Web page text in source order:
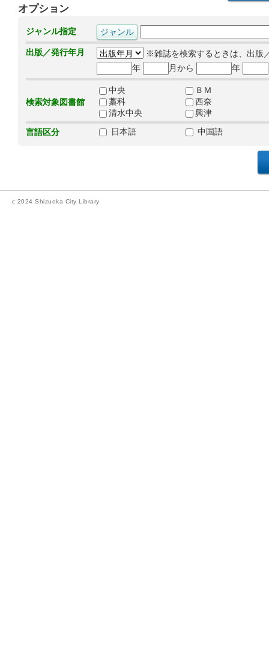
オプション
ジャンル指定
出版／発行年月
※雑誌を検索するときは、出版
年
月から 年
検索対象図書館
中央
ＢＭ
藁科
西奈
清水中央
興津
言語区分
日本語 中国語
c 2024 Shizuoka City Library.